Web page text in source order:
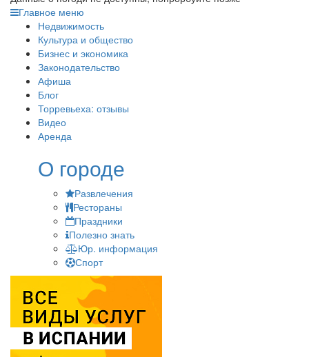
Главное меню
Недвижимость
Культура и общество
Бизнес и экономика
Законодательство
Афиша
Блог
Торревьеха: отзывы
Видео
Аренда
О городе
Развлечения
Рестораны
Праздники
Полезно знать
Юр. информация
Спорт